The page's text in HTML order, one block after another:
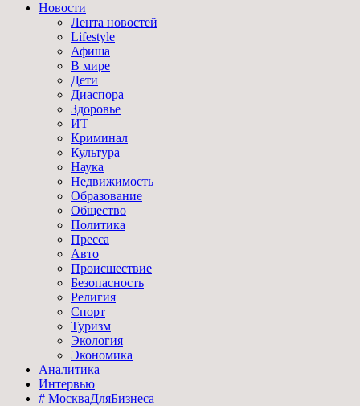
Новости
Лента новостей
Lifestyle
Афиша
В мире
Дети
Диаспора
Здоровье
ИТ
Криминал
Культура
Наука
Недвижимость
Образование
Общество
Политика
Пресса
Авто
Происшествие
Безопасность
Религия
Спорт
Туризм
Экология
Экономика
Аналитика
Интервью
# МоскваДляБизнеса